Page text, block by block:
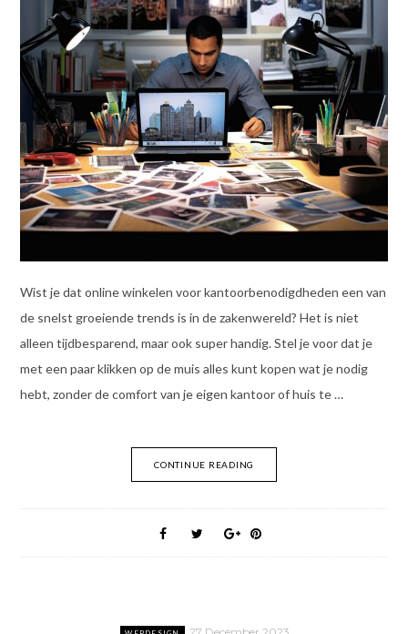
Wist je dat online winkelen voor kantoorbenodigdheden een van
de snelst groeiende trends is in de zakenwereld? Het is niet
alleen tijdbesparend, maar ook super handig. Stel je voor dat je
met een paar klikken op de muis alles kunt kopen wat je nodig
hebt, zonder de comfort van je eigen kantoor of huis te …
CONTINUE READING
27 December 2023